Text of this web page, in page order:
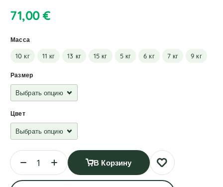
71,00€
Масса
10 кг 11 кг 13 кг 15 кг 5 кг 6 кг 7 кг 9 кг
Размер
Цвет
В Корзину